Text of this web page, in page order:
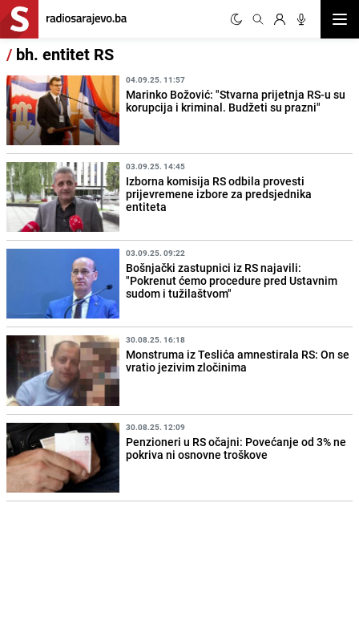
/ bh. entitet RS
04.09.25. 11:57
Marinko Božović: "Stvarna prijetnja RS-u su
korupcija i kriminal. Budžeti su prazni"
03.09.25. 14:45
Izborna komisija RS odbila provesti
prijevremene izbore za predsjednika
entiteta
03.09.25. 09:22
Bošnjački zastupnici iz RS najavili:
"Pokrenut ćemo procedure pred Ustavnim
sudom i tužilaštvom"
30.08.25. 16:18
Monstruma iz Teslića amnestirala RS: On se
vratio jezivim zločinima
30.08.25. 12:09
Penzioneri u RS očajni: Povećanje od 3% ne
pokriva ni osnovne troškove